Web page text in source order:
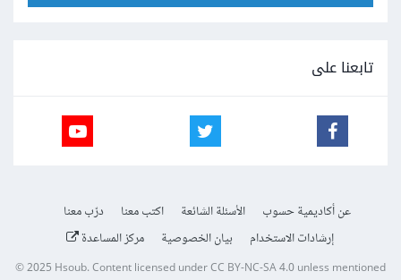
تابعنا على
عن أكاديمية حسوب الأسئلة الشائعة اكتب معنا
درّب معنا
إرشادات الاستخدام
بيان الخصوصية مركز المساعدة
© 2025Hsoub.Content licensed underCC BY-NC-SA 4.0unless mentioned